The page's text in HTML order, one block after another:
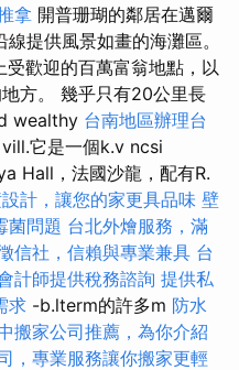
拿 開普珊瑚的鄰居在邁爾
提供風景如畫的海灘區。
受歡迎的百萬富翁地點，以
方。 幾乎只有20公里長
wealthy 台南地區辦理台
vill.它是一個k.v ncsi
Hall，法國沙龍，配有R.
計，讓您的家更具品味 壁
菌問題 台北外燴服務，滿
信社，信賴與專業兼具 台
計師提供稅務諮詢 提供私
求 -b.lterm的許多m 防水
搬家公司推薦，為你介紹
，專業服務讓你搬家更輕